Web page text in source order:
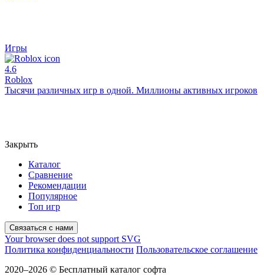
Игры
4.6
Roblox
Тысячи различных игр в одной. Миллионы активных игроков
Закрыть
Каталог
Сравнение
Рекомендации
Популярное
Топ игр
Связаться с нами
Your browser does not support SVG
Политика конфиденциальности Пользовательское соглашение
2020–2026 © Бесплатный каталог софта